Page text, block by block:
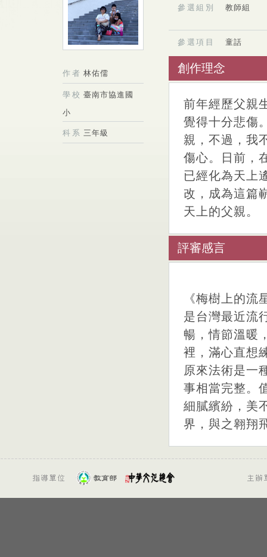
作者 林佑儒
學校 臺南市協進國
小
科系 三年級
參選組別 教師組
參選項目 童話
創作理念
前年經歷父親
覺得十分悲傷
親，不過，我
傷心。日前，
已經化為天上
改，成為這篇
天上的父親。
評審感言
《梅樹上的
是台灣最近流
暢，情節溫暖
裡，滿心直想
原來法術是一
事相當完整。
細膩繽紛，美
界，與之翱翔